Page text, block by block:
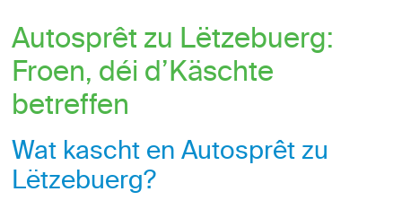
Autosprêt zu Lëtzebuerg:
Froen, déi d’Käschte
betreffen
Wat kascht en Autosprêt zu
Lëtzebuerg?